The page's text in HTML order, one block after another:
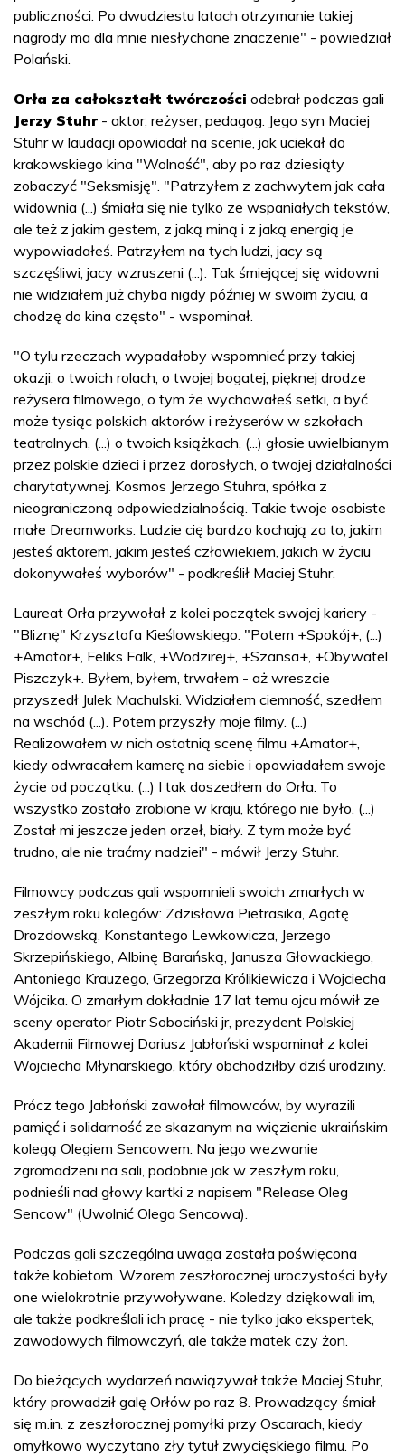
publiczności. Po dwudziestu latach otrzymanie takiej
nagrody ma dla mnie niesłychane znaczenie" - powiedział
Polański.
Orła za całokształt twórczości odebrał podczas gali
Jerzy Stuhr - aktor, reżyser, pedagog. Jego syn Maciej
Stuhr w laudacji opowiadał na scenie, jak uciekał do
krakowskiego kina "Wolność", aby po raz dziesiąty
zobaczyć "Seksmisję". "Patrzyłem z zachwytem jak cała
widownia (...) śmiała się nie tylko ze wspaniałych tekstów,
ale też z jakim gestem, z jaką miną i z jaką energią je
wypowiadałeś. Patrzyłem na tych ludzi, jacy są
szczęśliwi, jacy wzruszeni (...). Tak śmiejącej się widowni
nie widziałem już chyba nigdy później w swoim życiu, a
chodzę do kina często" - wspominał.
"O tylu rzeczach wypadałoby wspomnieć przy takiej
okazji: o twoich rolach, o twojej bogatej, pięknej drodze
reżysera filmowego, o tym że wychowałeś setki, a być
może tysiąc polskich aktorów i reżyserów w szkołach
teatralnych, (...) o twoich książkach, (...) głosie uwielbianym
przez polskie dzieci i przez dorosłych, o twojej działalności
charytatywnej. Kosmos Jerzego Stuhra, spółka z
nieograniczoną odpowiedzialnością. Takie twoje osobiste
małe Dreamworks. Ludzie cię bardzo kochają za to, jakim
jesteś aktorem, jakim jesteś człowiekiem, jakich w życiu
dokonywałeś wyborów" - podkreślił Maciej Stuhr.
Laureat Orła przywołał z kolei początek swojej kariery -
"Bliznę" Krzysztofa Kieślowskiego. "Potem +Spokój+, (...)
+Amator+, Feliks Falk, +Wodzirej+, +Szansa+, +Obywatel
Piszczyk+. Byłem, byłem, trwałem - aż wreszcie
przyszedł Julek Machulski. Widziałem ciemność, szedłem
na wschód (...). Potem przyszły moje filmy. (...)
Realizowałem w nich ostatnią scenę filmu +Amator+,
kiedy odwracałem kamerę na siebie i opowiadałem swoje
życie od początku. (...) I tak doszedłem do Orła. To
wszystko zostało zrobione w kraju, którego nie było. (...)
Został mi jeszcze jeden orzeł, biały. Z tym może być
trudno, ale nie traćmy nadziei" - mówił Jerzy Stuhr.
Filmowcy podczas gali wspomnieli swoich zmarłych w
zeszłym roku kolegów: Zdzisława Pietrasika, Agatę
Drozdowską, Konstantego Lewkowicza, Jerzego
Skrzepińskiego, Albinę Barańską, Janusza Głowackiego,
Antoniego Krauzego, Grzegorza Królikiewicza i Wojciecha
Wójcika. O zmarłym dokładnie 17 lat temu ojcu mówił ze
sceny operator Piotr Sobociński jr, prezydent Polskiej
Akademii Filmowej Dariusz Jabłoński wspominał z kolei
Wojciecha Młynarskiego, który obchodziłby dziś urodziny.
Prócz tego Jabłoński zawołał filmowców, by wyrazili
pamięć i solidarność ze skazanym na więzienie ukraińskim
kolegą Olegiem Sencowem. Na jego wezwanie
zgromadzeni na sali, podobnie jak w zeszłym roku,
podnieśli nad głowy kartki z napisem "Release Oleg
Sencow" (Uwolnić Olega Sencowa).
Podczas gali szczególna uwaga została poświęcona
także kobietom. Wzorem zeszłorocznej uroczystości były
one wielokrotnie przywoływane. Koledzy dziękowali im,
ale także podkreślali ich pracę - nie tylko jako ekspertek,
zawodowych filmowczyń, ale także matek czy żon.
Do bieżących wydarzeń nawiązywał także Maciej Stuhr,
który prowadził galę Orłów po raz 8. Prowadzący śmiał
się m.in. z zeszłorocznej pomyłki przy Oscarach, kiedy
omyłkowo wyczytano zły tytuł zwycięskiego filmu. Po